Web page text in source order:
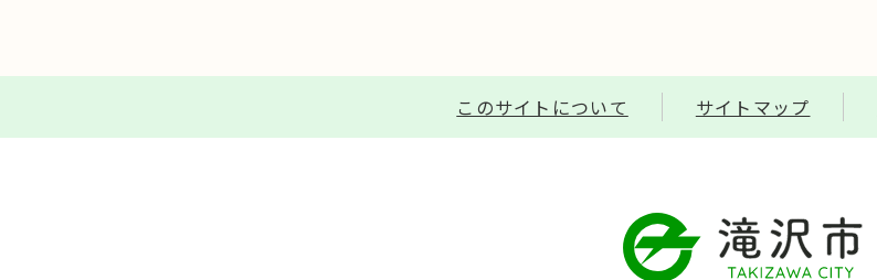
このサイトについて サイトマップ